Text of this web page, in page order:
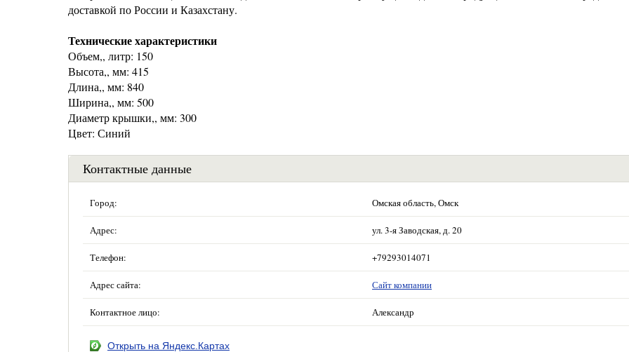
доставкой по России и Казахстану.
Технические характеристики
Объем,, литр: 150
Высота,, мм: 415
Длина,, мм: 840
Ширина,, мм: 500
Диаметр крышки,, мм: 300
Цвет: Синий
Контактные данные
Город: Омская область, Омск
Адрес: ул. 3-я Заводская, д. 20
Телефон: +79293014071
Адрес сайта: Сайт компании
Контактное лицо: Александр
Открыть на Яндекс.Картах